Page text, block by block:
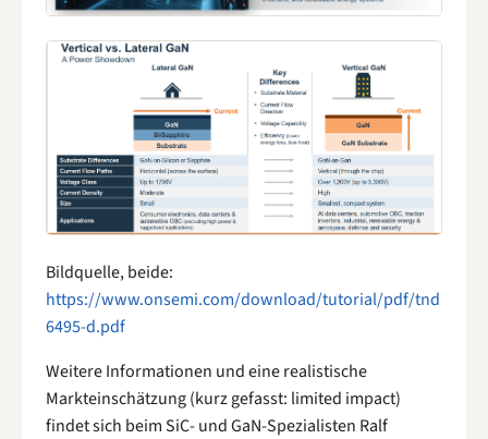
Bildquelle, beide:
https://www.onsemi.com/download/tutorial/pdf/tnd
6495-d.pdf
Weitere Informationen und eine realistische
Markteinschätzung (kurz gefasst: limited impact)
findet sich beim SiC- und GaN-Spezialisten Ralf